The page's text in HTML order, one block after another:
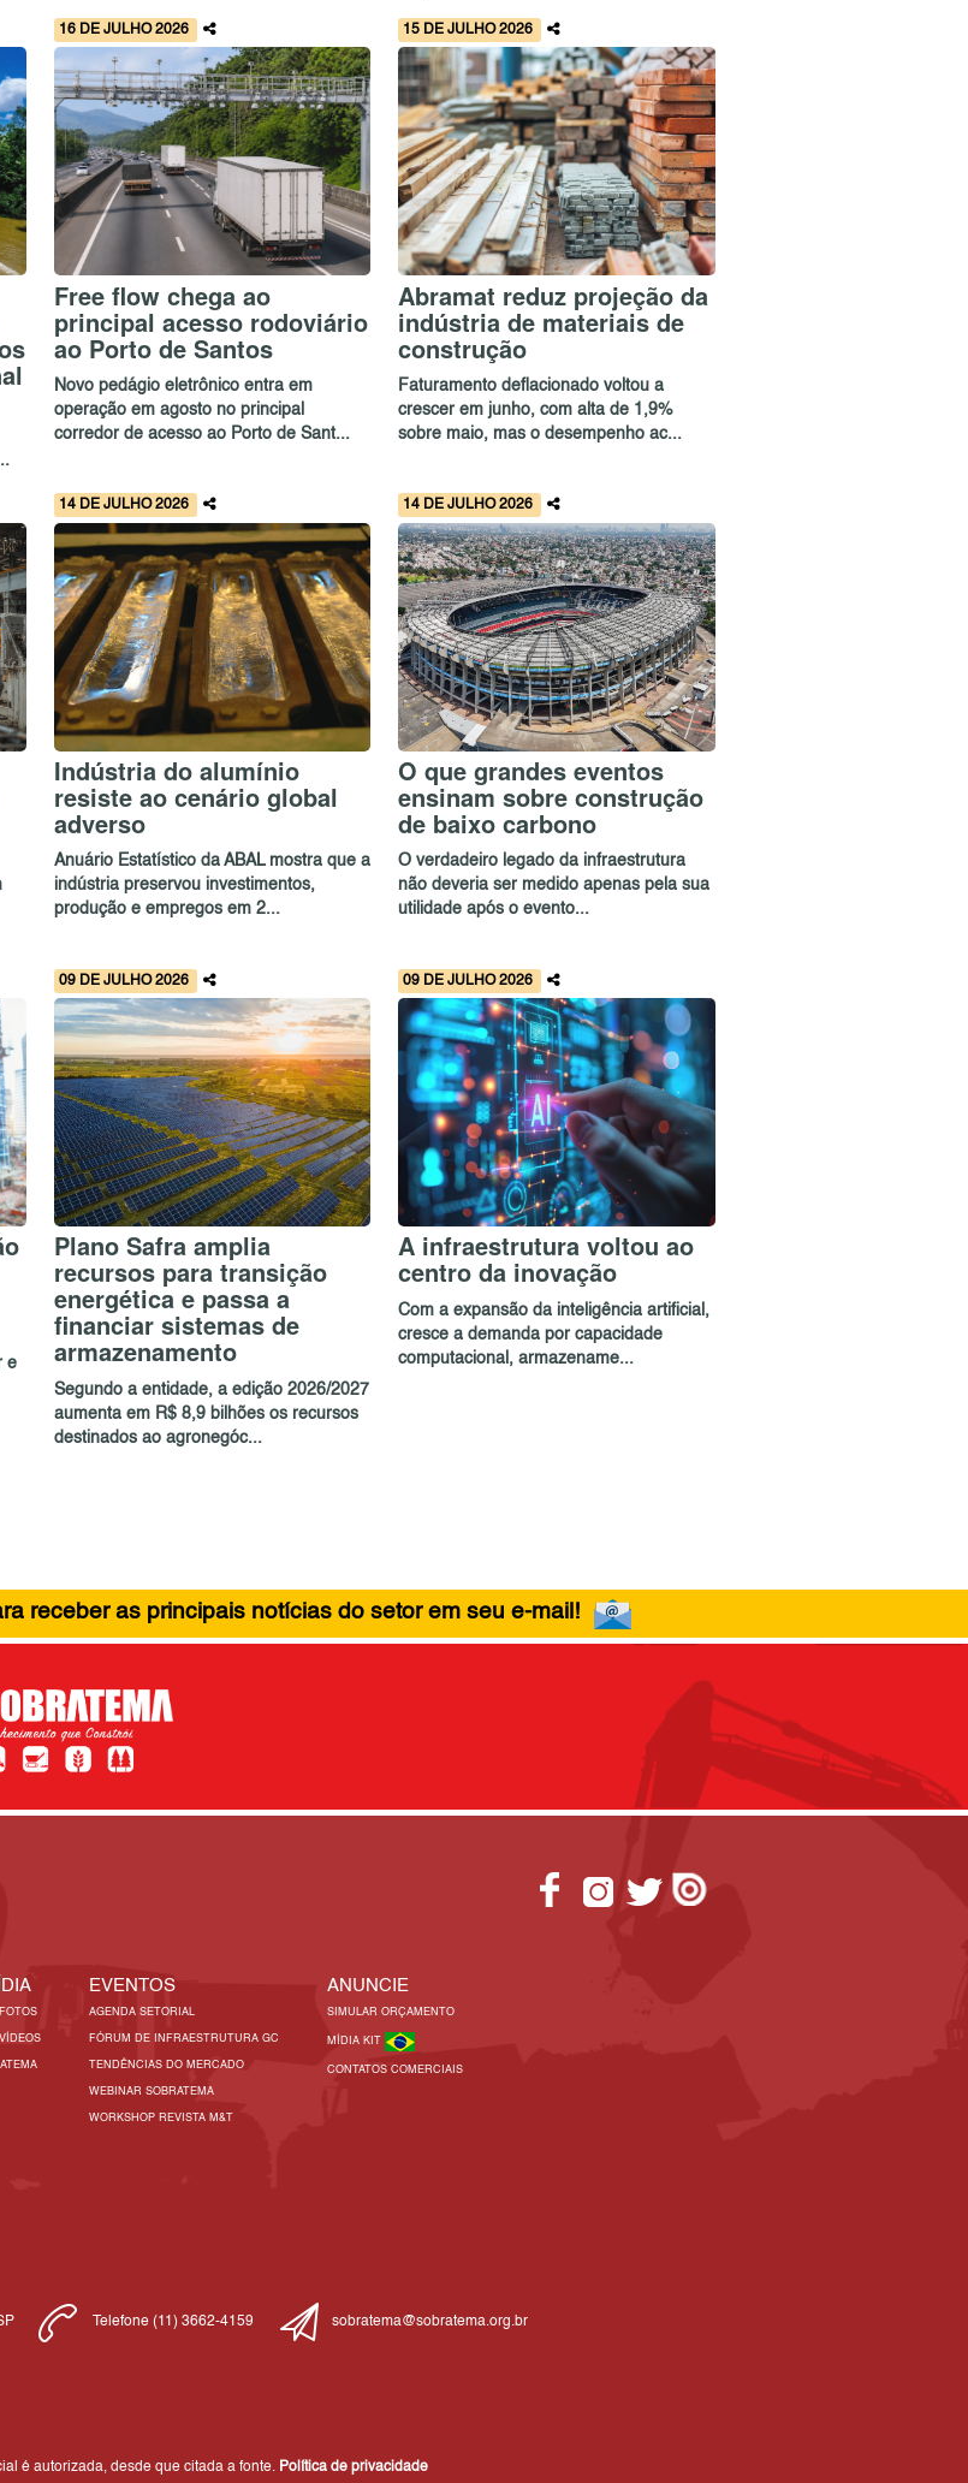
16 DE JULHO 2026
Free flow chega ao
principal acesso rodoviário
ao Porto de Santos
Novo pedágio eletrônico entra em
operação em agosto no principal
corredor de acesso ao Porto de Sant...
15 DE JULHO 2026
Abramat reduz projeção da
indústria de materiais de
construção
Faturamento deflacionado voltou a
crescer em junho, com alta de 1,9%
sobre maio, mas o desempenho ac...
14 DE JULHO 2026
Indústria do alumínio
resiste ao cenário global
adverso
Anuário Estatístico da ABAL mostra que a
indústria preservou investimentos,
produção e empregos em 2...
14 DE JULHO 2026
O que grandes eventos
ensinam sobre construção
de baixo carbono
O verdadeiro legado da infraestrutura
não deveria ser medido apenas pela sua
utilidade após o evento...
e
09 DE JULHO 2026
Plano Safra amplia
recursos para transição
energética e passa a
financiar sistemas de
armazenamento
Segundo a entidade, a edição 2026/2027
aumenta em R$ 8,9 bilhões os recursos
destinados ao agronegóc...
09 DE JULHO 2026
A infraestrutura voltou ao
centro da inovação
Com a expansão da inteligência artificial,
cresce a demanda por capacidade
computacional, armazename...
receber as principais notícias do setor em seu e-mail!
EVENTOS
AGENDA SETORIAL
FÓRUM DE INFRAESTRUTURA GC
TENDÊNCIAS DO MERCADO
WEBINAR SOBRATEMA
WORKSHOP REVISTA M&T
ANUNCIE
SIMULAR ORÇAMENTO
MÍDIA KIT
CONTATOS COMERCIAIS
Telefone (11) 3662-4159 sobratema@sobratema.org.br
é autorizada, desde que citada a fonte. Política de privacidade